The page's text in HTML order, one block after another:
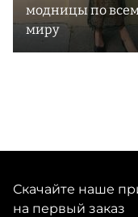
модницы по
миру
Скачайте наше
на первый заказ